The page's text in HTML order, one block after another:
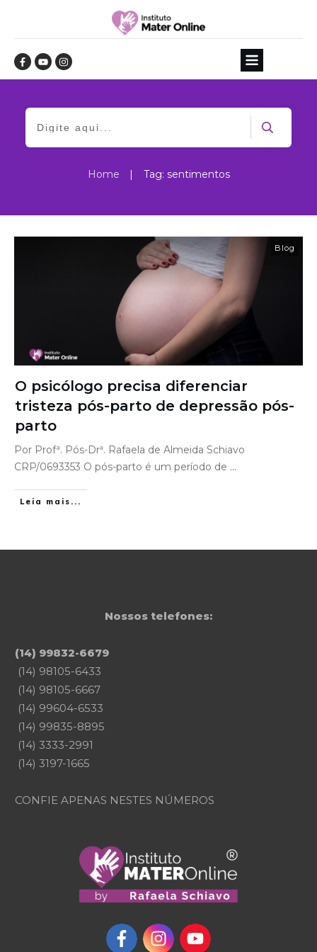
Home Tag: sentimentos
Blog
O psicólogo precisa diferenciar
tristeza pós-parto de depressão pós-
parto
Por Profª. Pós-Drª. Rafaela de Almeida Schiavo
CRP/0693353 O pós-parto é um período de ...
Leia mais...
Nossos telefones:
(14) 99832-6679
(14) 98105-6433
(14) 98105-6667
(14) 99604-6533
(14) 99835-8895
(14) 3333-2991
(14) 3197-1665
CONFIE APENAS NESTES NÚMEROS